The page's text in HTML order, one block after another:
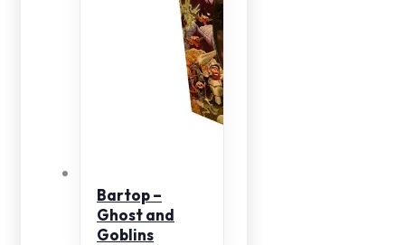
Bartop –
Ghost and
Goblins